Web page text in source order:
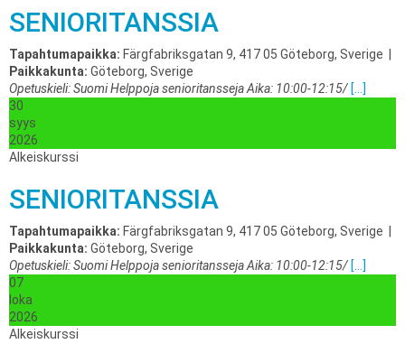
SENIORITANSSIA
Tapahtumapaikka: Färgfabriksgatan 9, 417 05 Göteborg, Sverige
Paikkakunta: Göteborg, Sverige
Opetuskieli: Suomi Helppoja senioritansseja Aika: 10:00-12:15/ [...]
30
syys
2026
Alkeiskurssi
SENIORITANSSIA
Tapahtumapaikka: Färgfabriksgatan 9, 417 05 Göteborg, Sverige
Paikkakunta: Göteborg, Sverige
Opetuskieli: Suomi Helppoja senioritansseja Aika: 10:00-12:15/ [...]
07
loka
2026
Alkeiskurssi